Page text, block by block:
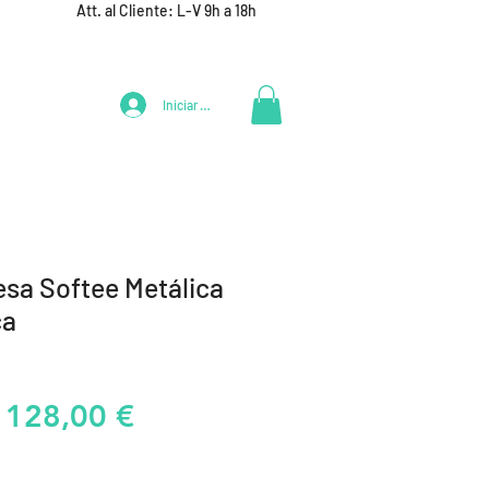
Att. al Cliente: L-V 9h a 18h
Iniciar Sesión
Softee Metálica
Precio
128,00 €Precio